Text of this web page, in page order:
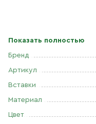
Показать полностью
Бренд
Артикул
Вставки
Материал
Цвет